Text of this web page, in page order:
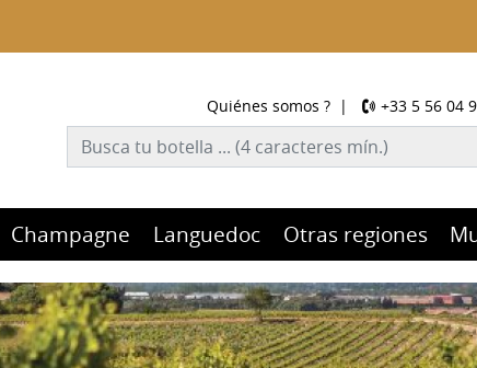
Quiénes somos ?| +33 5 56 04
Champagne Languedoc Otras regiones